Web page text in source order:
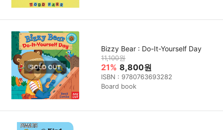
Bizzy Bear : Do-It-Yourself Day
11,100원
21% 8,800원
ISBN : 9780763693282
Board book